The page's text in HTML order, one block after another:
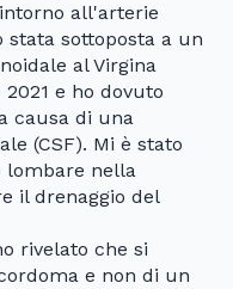
all'arterie
stata sottoposta a un
al Virgina
e ho dovuto
causa di una
(CSF). Mi è stato
lombare nella
il drenaggio del
rivelato che si
e non di un